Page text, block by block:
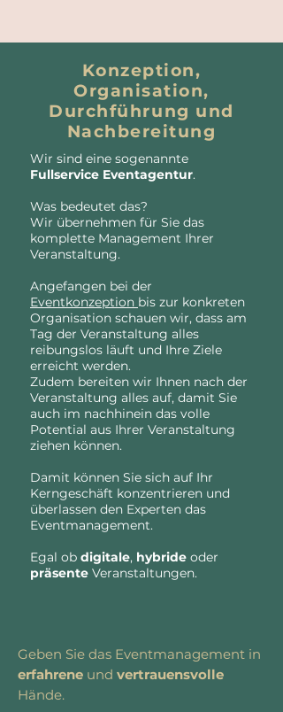
Konzeption,
Organisation,
Durchführung und
Nachbereitung
Wir sind eine sogenannte
Fullservice Eventagentur.
Was bedeutet das?
Wir übernehmen für Sie das
komplette Management Ihrer
Veranstaltung.
Angefangen bei der
Eventkonzeption bis zur konkreten
Organisation schauen wir, dass am
Tag der Veranstaltung alles
reibungslos läuft und Ihre Ziele
erreicht werden.
Zudem bereiten wir Ihnen nach der
Veranstaltung alles auf, damit Sie
auch im nachhinein das volle
Potential aus Ihrer Veranstaltung
ziehen können.
Damit können Sie sich auf Ihr
Kerngeschäft konzentrieren und
überlassen den Experten das
Eventmanagement.
Egal ob digitale, hybride oder
präsente Veranstaltungen.
Geben Sie das Eventmanagement in
erfahrene und vertrauensvolle
Hände.